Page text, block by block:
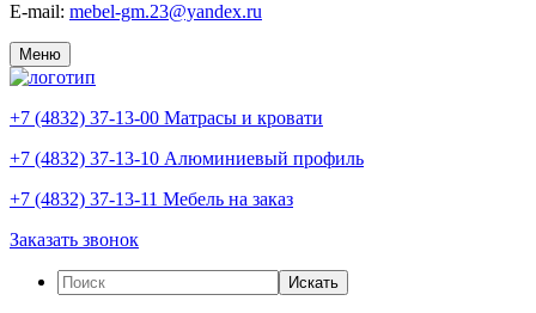
E-mail: mebel-gm.23@yandex.ru
Меню
+7 (4832) 37-13-00 Матрасы и кровати
+7 (4832) 37-13-10 Алюминиевый профиль
+7 (4832) 37-13-11 Мебель на заказ
Заказать звонок
Искать